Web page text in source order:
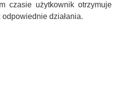
czasie użytkownik otrzymuje
działania.